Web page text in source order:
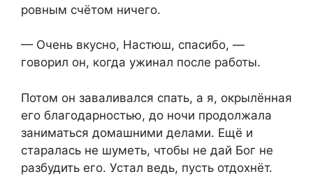
ровным счётом ничего.
— Очень вкусно, Настюш, спасибо, —
говорил он, когда ужинал после работы.
Потом он заваливался спать, а я, окрылённая
его благодарностью, до ночи продолжала
заниматься домашними делами. Ещё и
старалась не шуметь, чтобы не дай Бог не
разбудить его. Устал ведь, пусть отдохнёт.